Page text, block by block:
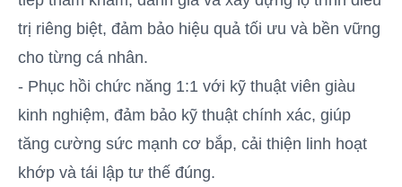
trị riêng biệt, đảm bảo hiệu quả tối ưu và bền vững
cho từng cá nhân.
- Phục hồi chức năng 1:1 với kỹ thuật viên giàu
kinh nghiệm, đảm bảo kỹ thuật chính xác, giúp
tăng cường sức mạnh cơ bắp, cải thiện linh hoạt
khớp và tái lập tư thế đúng.